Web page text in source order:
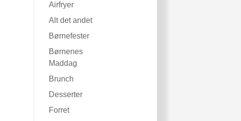
Airfryer
Alt det andet
Børnefester
Børnenes
Maddag
Brunch
Desserter
Forret